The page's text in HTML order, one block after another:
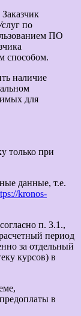
по
ПО
способом.
наличие
для
только при
данные, т.е.
kronos-
п. 3.1.,
период
за отдельный
курсов) в
в